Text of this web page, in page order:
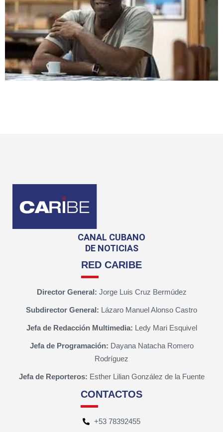
CANAL CUBANO
DE NOTICIAS
RED CARIBE
Director General: Jorge Luis Cruz Bermúdez
Subdirector General: Lázaro Manuel Alonso Castro
Jefa de Redacción Multimedia: Ledy Mari Esquivel
Jefa de Programación: Dayana Natacha Romero
Rodríguez
Jefa de Reporteros: Esther Lilian González de la Fuente
CONTACTOS
+53 78392455